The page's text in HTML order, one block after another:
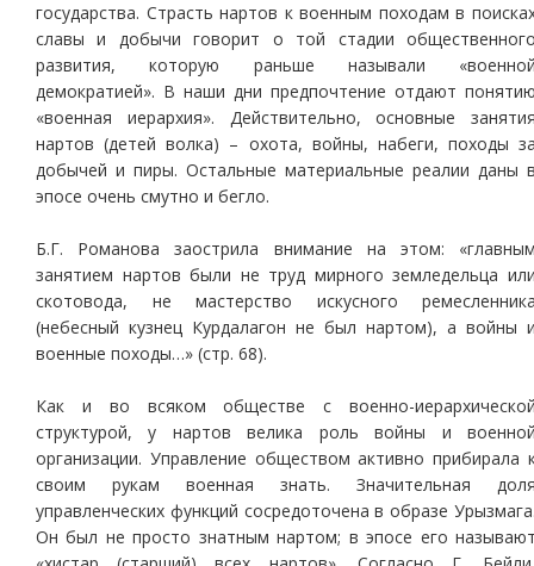
государства. Страсть нартов к военным походам в
славы и добычи говорит о той стадии
развития, которую раньше называли
демократией». В наши дни предпочтение отдают
«военная иерархия». Действительно, основные
нартов (детей волка) – охота, войны, набеги, походы
добычей и пиры. Остальные материальные реалии даны
эпосе очень смутно и бегло.
Б.Г. Романова заострила внимание на этом:
занятием нартов были не труд мирного земледельца
скотовода, не мастерство искусного
(небесный кузнец Курдалагон не был нартом), а войны
военные походы…» (стр. 68).
Как и во всяком обществе с военно-
структурой, у нартов велика роль войны и
организации. Управление обществом активно прибирала
своим рукам военная знать. Значительная
управленческих функций сосредоточена в образе
Он был не просто знатным нартом; в эпосе его